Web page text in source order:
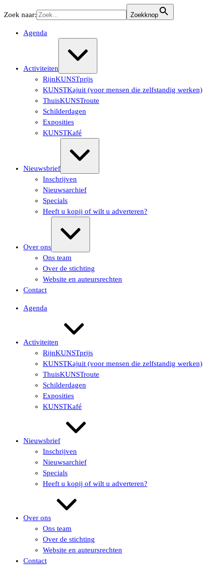
naar
Zoek naar: Zoekknop
Agenda
Activiteiten
RijnKUNSTprijs
KUNSTKajuit (voor mensen die zelfstandig werken)
ThuisKUNSTroute
Schilderdagen
Exposities
KUNSTKafé
Nieuwsbrief
Inschrijven
Nieuwsarchief
Specials
Heeft u kopij of wilt u adverteren?
Over ons
Ons team
Over de stichting
Website en auteursrechten
Contact
Agenda
Activiteiten
RijnKUNSTprijs
KUNSTKajuit (voor mensen die zelfstandig werken)
ThuisKUNSTroute
Schilderdagen
Exposities
KUNSTKafé
Nieuwsbrief
Inschrijven
Nieuwsarchief
Specials
Heeft u kopij of wilt u adverteren?
Over ons
Ons team
Over de stichting
Website en auteursrechten
Contact